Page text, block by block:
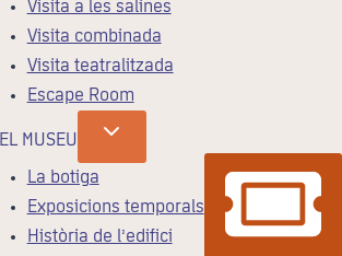
Visita a les salines
Visita combinada
Visita teatralitzada
Escape Room
EL MUSEU
La botiga
Exposicions temporals
Història de l’edifici